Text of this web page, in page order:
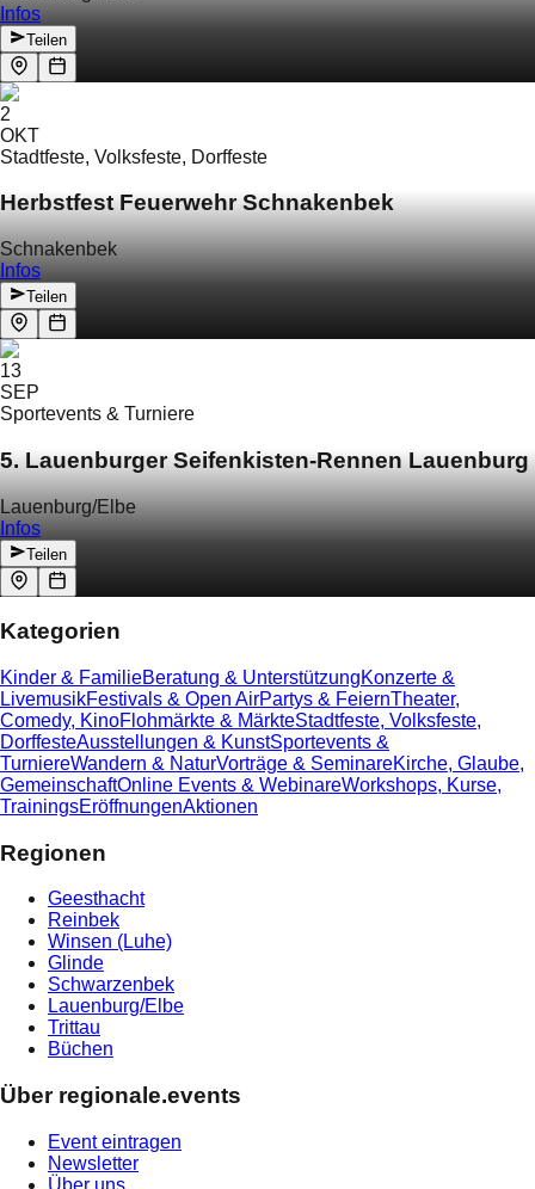
Infos
Teilen
2
OKT
Stadtfeste, Volksfeste, Dorffeste
Herbstfest Feuerwehr Schnakenbek
Schnakenbek
Infos
Teilen
13
SEP
Sportevents & Turniere
5. Lauenburger Seifenkisten-Rennen Lauenburg
Lauenburg/Elbe
Infos
Teilen
Kategorien
Kinder & FamilieBeratung & UnterstützungKonzerte &
LivemusikFestivals & Open AirPartys & FeiernTheater,
Comedy, KinoFlohmärkte & MärkteStadtfeste, Volksfeste,
DorffesteAusstellungen & KunstSportevents &
TurniereWandern & NaturVorträge & SeminareKirche, Glaube,
GemeinschaftOnline Events & WebinareWorkshops, Kurse,
TrainingsEröffnungenAktionen
Regionen
Geesthacht
Reinbek
Winsen (Luhe)
Glinde
Schwarzenbek
Lauenburg/Elbe
Trittau
Büchen
Über regionale.events
Event eintragen
Newsletter
Über uns